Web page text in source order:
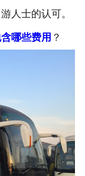
租车价格
成功案例
联系我们
人士的认可。
哪些费用 ？